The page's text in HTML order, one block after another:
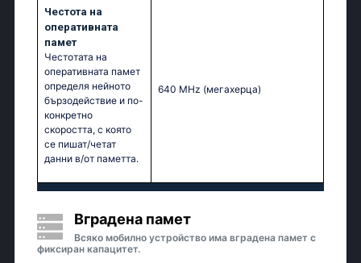
Честота на
оперативната
памет
Честотата на
оперативната памет
определя нейното
бързодействие и по-
конкретно
скоростта, с която
се пишат/четат
данни в/от паметта.
640 MHz (мегахерца)
Вградена памет
Всяко мобилно устройство има вградена памет с
фиксиран капацитет.